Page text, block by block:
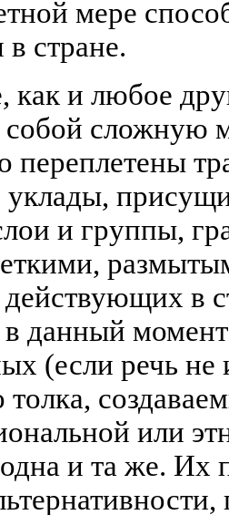
мере
в стране.
как и любое
собой сложную
переплетены
уклады,
и группы,
в
данный момент
(если речь
толка,
или
и та же. Их